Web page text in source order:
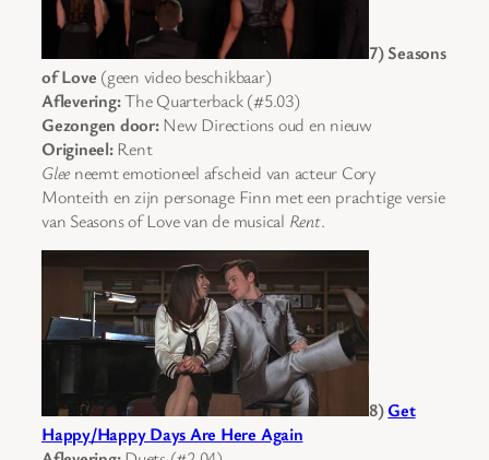
7) Seasons
of Love (geen video beschikbaar)
Aflevering:The Quarterback (#5.03)
Gezongen door:New Directions oud en nieuw
Origineel:Rent
Glee neemt emotioneel afscheid van acteur Cory
Monteith en zijn personage Finn met een prachtige versie
van Seasons of Love van de musical Rent.
8)Get
Happy/Happy Days Are Here Again